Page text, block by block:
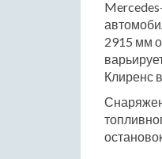
2915 мм
Клиренс